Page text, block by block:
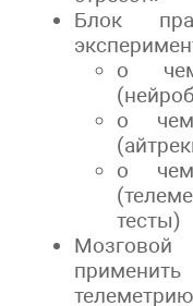
Блок
о
о чем
о чем
тесты)